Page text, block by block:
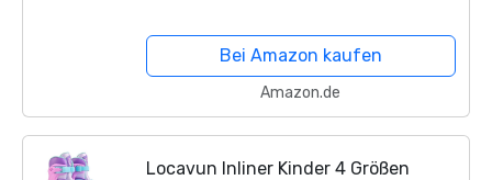
Bei Amazon kaufen
Amazon.de
Locavun Inliner Kinder 4 Größen